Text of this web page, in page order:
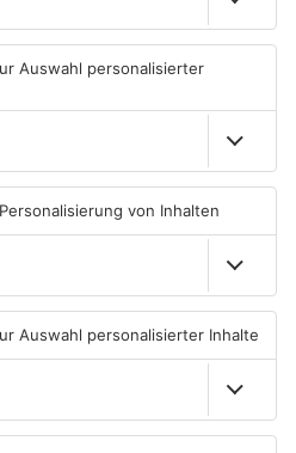
Neue Sperrungen rund um
Biebergemünd